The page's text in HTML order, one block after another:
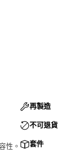
性。
再製造
不可退貨
套件